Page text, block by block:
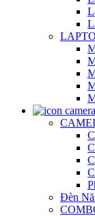
Đèn